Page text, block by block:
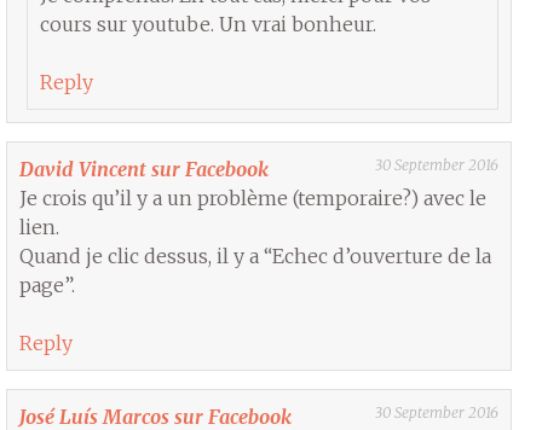
cours sur youtube. Un vrai bonheur.
Reply
David Vincent sur Facebook 30 September 2016
Je crois qu’il y a un problème (temporaire?) avec le
lien.
Quand je clic dessus, il y a “Echec d’ouverture de la
page”.
Reply
José Luís Marcos sur Facebook 30 September 2016